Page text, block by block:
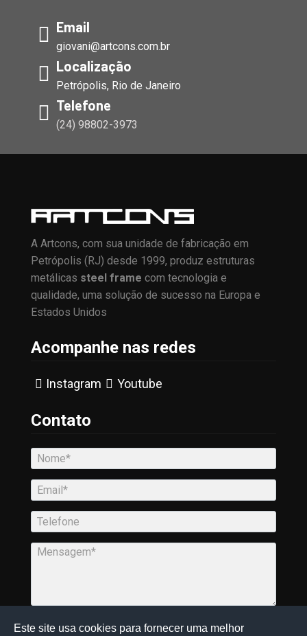
Email
giovani@artcons.com.br
Localização
Petrópolis, Rio de Janeiro
Telefone
(24) 98802-3973
A Artcons, com sua unidade de fabricação em
Petrópolis (RJ) desde 1999, produz estruturas
metálicas steel frame com tecnologia e
qualidade, uma solução de sucesso na Europa e
Estados Unidos
Acompanhe nas redes
Instagram Youtube
Contato
Este site usa cookies para fornecer uma melhor